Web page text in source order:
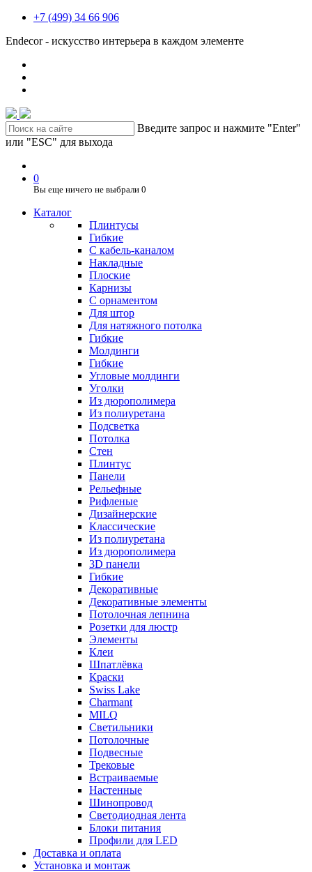
+7 (499) 34 66 906
Endecor - искусство интерьера в каждом элементе
Введите запрос и нажмите "Enter"
или "ESC" для выхода
0
Вы еще ничего не выбрали 0
Каталог
Плинтусы
Гибкие
C кабель-каналом
Накладные
Плоские
Карнизы
С орнаментом
Для штор
Для натяжного потолка
Гибкие
Молдинги
Гибкие
Угловые молдинги
Уголки
Из дюрополимера
Из полиуретана
Подсветка
Потолка
Стен
Плинтус
Панели
Рельефные
Рифленые
Дизайнерские
Классические
Из полиуретана
Из дюрополимера
3D панели
Гибкие
Декоративные
Декоративные элементы
Потолочная лепнина
Розетки для люстр
Элементы
Клеи
Шпатлёвка
Краски
Swiss Lake
Charmant
MILQ
Светильники
Потолочные
Подвесные
Трековые
Встраиваемые
Настенные
Шинопровод
Светодиодная лента
Блоки питания
Профили для LED
Доставка и оплата
Установка и монтаж